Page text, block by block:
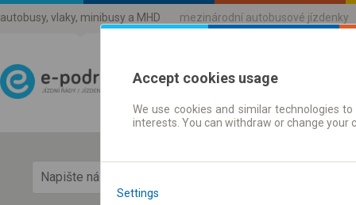
autobusy, vlaky, minibusy a MHD mezinárodní autobusové jízdenky
Jízdni řády a jízdenky
Accept cookies usage
We use cookies and similar technologies
interests. You can withdraw or change
Settings